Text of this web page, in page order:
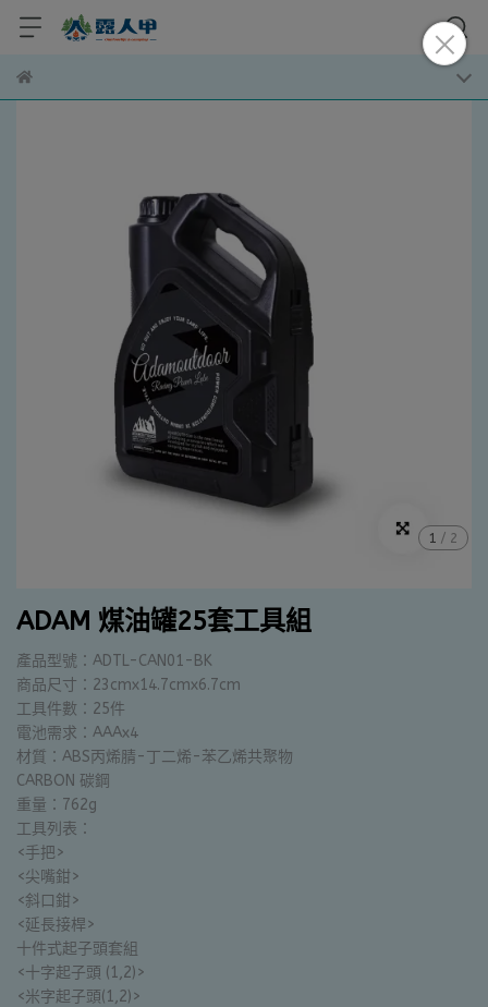
1 / 2
ADAM 煤油罐25套工具組
產品型號：ADTL-CAN01-BK
商品尺寸：23cmx14.7cmx6.7cm
工具件數：25件
電池需求：AAAx4
材質：ABS丙烯腈-丁二烯-苯乙烯共聚物
CARBON 碳鋼
重量：762g
工具列表：
<手把>
<尖嘴鉗>
<斜口鉗>
<延長接桿>
十件式起子頭套組
<十字起子頭 (1,2)>
<米字起子頭(1,2)>